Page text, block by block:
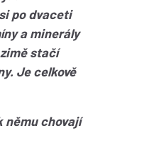
po dvaceti
a minerály
stačí
Je celkově
němu chovají